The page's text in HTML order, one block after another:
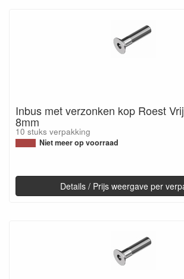
Inbus met verzonken kop Roest
8mm
10 stuks verpakking
Niet meer op voorraad
Details / Prijs weergave per